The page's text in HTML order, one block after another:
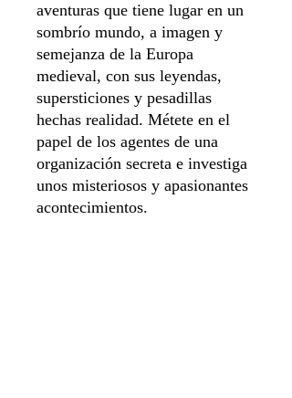
aventuras que tiene lugar en un
sombrío mundo, a imagen y
semejanza de la Europa
medieval, con sus leyendas,
supersticiones y pesadillas
hechas realidad. Métete en el
papel de los agentes de una
organización secreta e investiga
unos misteriosos y apasionantes
acontecimientos.